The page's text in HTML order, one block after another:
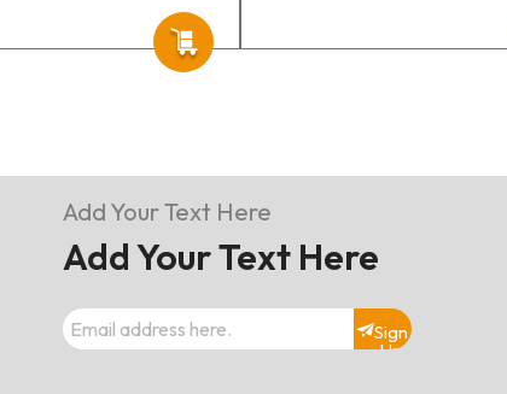
Add Your Text Here
Add Your Text Here
Sign
Up